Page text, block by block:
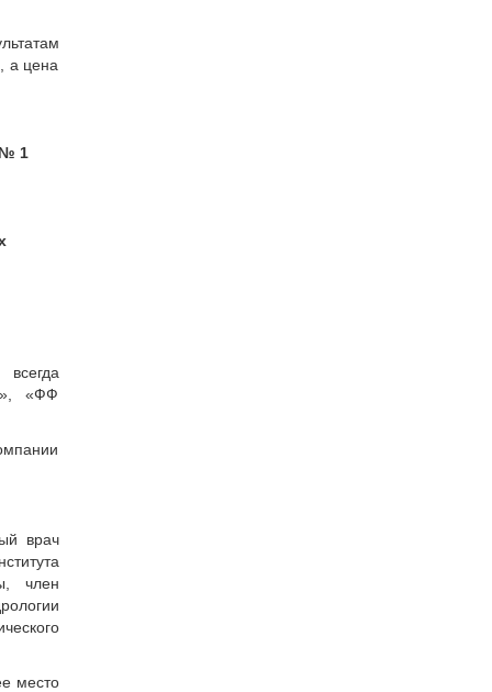
а цена
№ 1
«ФФ
врач
член
место